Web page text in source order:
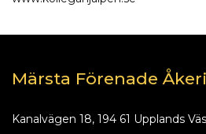
Märsta Förenade
Kanalvägen 18, 194 61 Upplands